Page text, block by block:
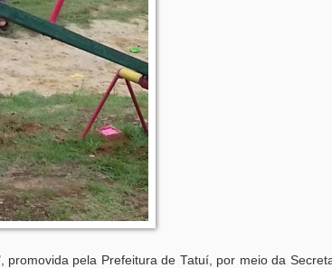
pela Prefeitura de Tatuí, por meio da